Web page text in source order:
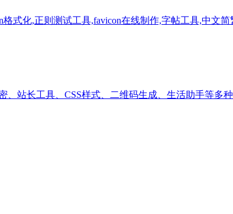
式化,正则测试工具,favicon在线制作,字帖工具,中文
站长工具、CSS样式、二维码生成、生活助手等多